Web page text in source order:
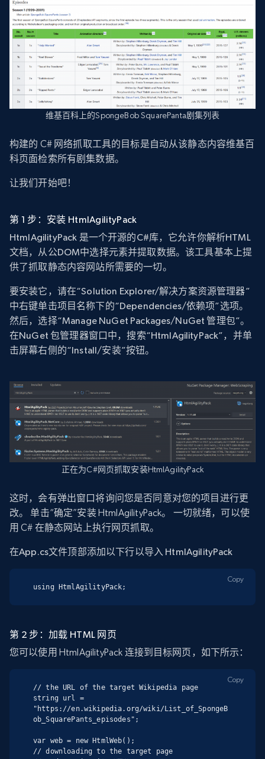
维基百科上的SpongeBob SquarePanta剧集列表
构建的 C# 网络抓取工具的目标是自动从该静态内容维基百
科页面检索所有剧集数据。
让我们开始吧！
第 1 步：安装 HtmlAgilityPack
HtmlAgilityPack 是一个开源的C#库，它允许你解析HTML
文档，从公DOM中选择元素并提取数据。该工具基本上提
供了抓取静态内容网站所需要的一切。
要安装它，请在“Solution Explorer/解决方案资源管理器”
中右键单击项目名称下的“Dependencies/依赖项”选项。
然后，选择“Manage NuGet Packages/NuGet 管理包”。
在NuGet 包管理器窗口中，搜索“HtmlAgilityPack”，并单
击屏幕右侧的“Install/安装”按钮。
正在为C#网页抓取安装HtmlAgilityPack
这时，会有弹出窗口将询问您是否同意对您的项目进行更
改。 单击“确定”安装 HtmlAgilityPack。 一切就绪，可以使
用 C# 在静态网站上执行网页抓取。
在App.cs文件顶部添加以下行以导入 HtmlAgilityPack
using HtmlAgilityPack;
Copy
第 2 步：加载 HTML 网页
您可以使用 HtmlAgilityPack 连接到目标网页，如下所示：
// the URL of the target Wikipedia page
string url =
"https://en.wikipedia.org/wiki/List_of_SpongeB
ob_SquarePants_episodes";
var web = new HtmlWeb();
// downloading to the target page
Copy